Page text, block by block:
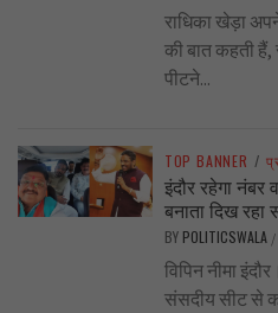
राधिका खेड़ा
की बात कहती
पीटने...
TOP BANNER /
इंदौर रहेगा नंबर
बनाता दिख
BY POLITICSWALA /
विपिन नीमा
संसदीय सीट से